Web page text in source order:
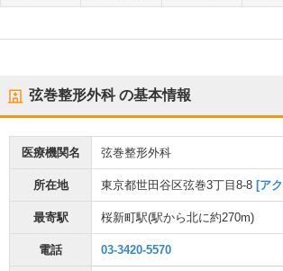
弦巻整形外科の基本情報
医療機関名 弦巻整形外科
所在地 東京都世田谷区弦巻3丁目8-8 [ア
最寄駅 桜新町駅(駅から北に約270m)
電話 03-3420-5570